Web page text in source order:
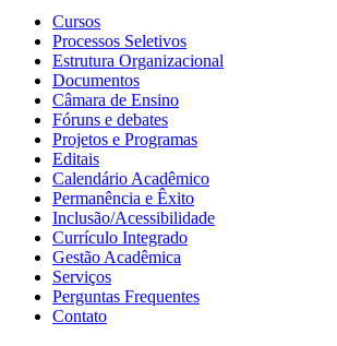
Cursos
Processos Seletivos
Estrutura Organizacional
Documentos
Câmara de Ensino
Fóruns e debates
Projetos e Programas
Editais
Calendário Acadêmico
Permanência e Êxito
Inclusão/Acessibilidade
Currículo Integrado
Gestão Acadêmica
Serviços
Perguntas Frequentes
Contato